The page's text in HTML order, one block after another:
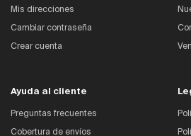
Mis direcciones
Cambiar contraseña
Crear cuenta
Ayuda al cliente
Preguntas frecuentes
Cobertura de envíos